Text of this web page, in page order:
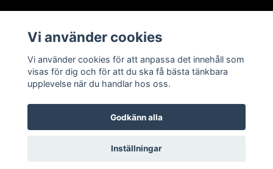
Sociala medier
© 2026 MEfordon
Vi använder cookies
Vi använder cookies för att anpassa det innehåll som
visas för dig och för att du ska få bästa tänkbara
upplevelse när du handlar hos oss.
Godkänn alla
Inställningar